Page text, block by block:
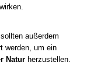
außerdem
werden, um ein
Natur herzustellen.